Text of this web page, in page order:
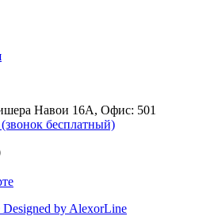
Навои 16А, Офис: 501
бесплатный)
by AlexorLine